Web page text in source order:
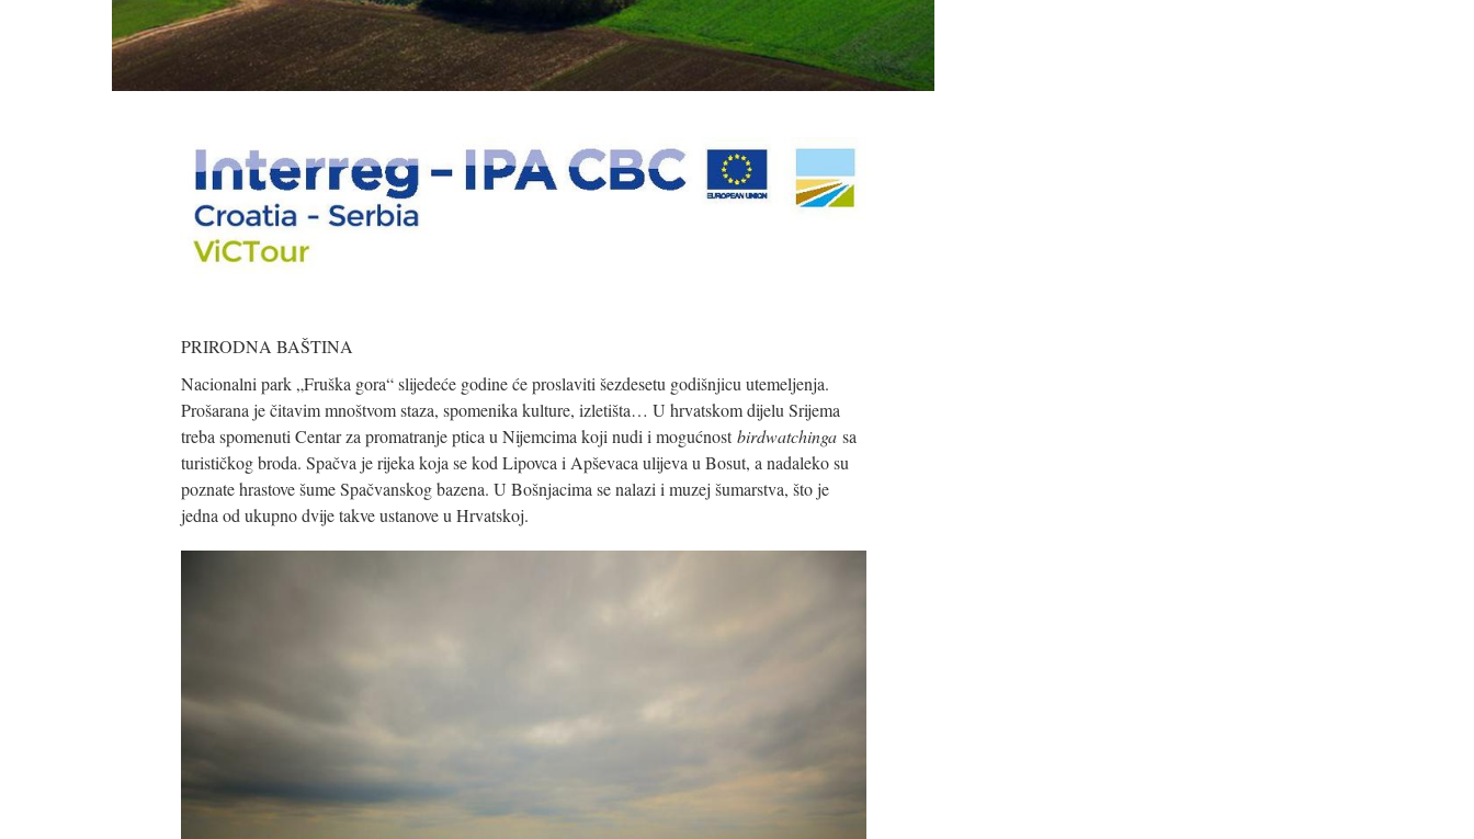
PRIRODNA BAŠTINA
Nacionalni park „Fruška gora“ slijedeće godine će proslaviti šezdesetu godišnjicu utemeljenja.
Prošarana je čitavim mnoštvom staza, spomenika kulture, izletišta… U hrvatskom dijelu Srijema
treba spomenuti Centar za promatranje ptica u Nijemcima koji nudi i mogućnostbirdwatchingasa
turističkog broda. Spačva je rijeka koja se kod Lipovca i Apševaca ulijeva u Bosut, a nadaleko su
poznate hrastove šume Spačvanskog bazena. U Bošnjacima se nalazi i muzej šumarstva, što je
jedna od ukupno dvije takve ustanove u Hrvatskoj.